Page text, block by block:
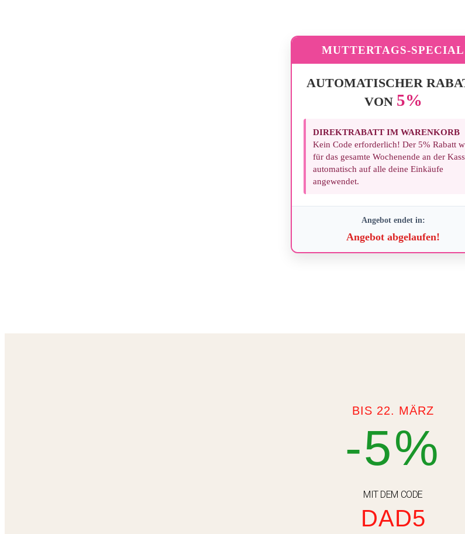
MUTTERTAGS-SPECIAL
AUTOMATISCHER
VON 5%
DIREKTRABATT IM WARENKORB
Kein Code erforderlich! Der 5% Rabatt
für das gesamte Wochenende an der
automatisch auf alle deine Einkäufe
angewendet.
Angebot endet in:
Angebot abgelaufen!
BIS 22. MÄRZ
-5%
MIT DEM CODE
DAD5